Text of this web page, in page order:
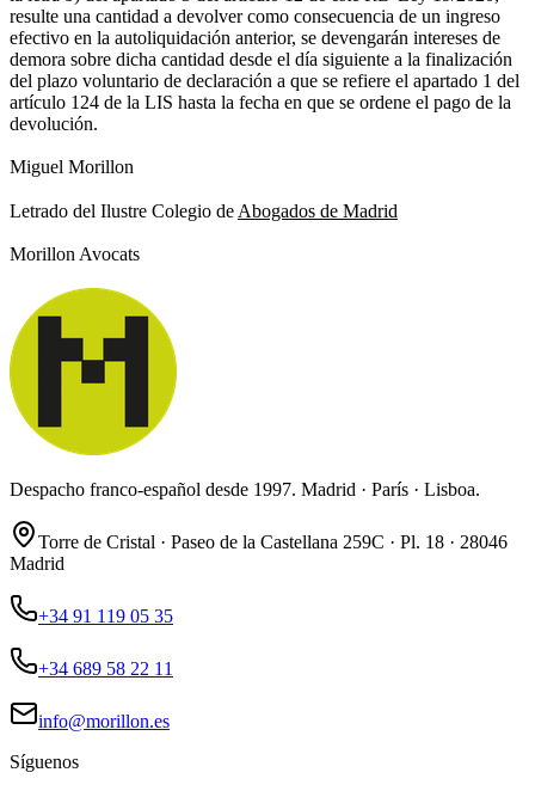
resulte una cantidad a devolver como consecuencia de un ingreso
efectivo en la autoliquidación anterior, se devengarán intereses de
demora sobre dicha cantidad desde el día siguiente a la finalización
del plazo voluntario de declaración a que se refiere el apartado 1 del
artículo 124 de la LIS hasta la fecha en que se ordene el pago de la
devolución.
Miguel Morillon
Letrado del Ilustre Colegio de Abogados de Madrid
Morillon Avocats
Despacho franco-español desde 1997. Madrid · París · Lisboa.
Torre de Cristal · Paseo de la Castellana 259C · Pl. 18 · 28046
Madrid
+34 91 119 05 35
+34 689 58 22 11
info@morillon.es
Síguenos